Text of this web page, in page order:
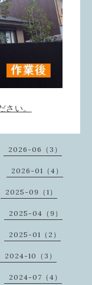
さい。
2026-06（3）
2026-01（4）
2025-09（1）
2025-04（9）
2025-01（2）
2024-10（3）
2024-07（4）